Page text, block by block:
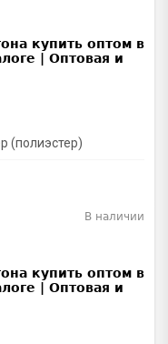
(полиэстер)
В наличии